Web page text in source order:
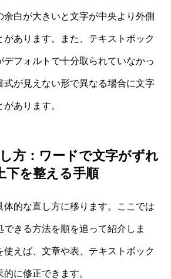
余白が大きいと文字が中央より外側
があります。また、テキストボック
デフォルトで十分取られていなかっ
式が見えない形で異なる場合に文字
あります。
方：ワードで文字がずれ
下を整える手順
体的な直し方に移ります。ここでは
きる方法を順を追って紹介しま
使えば、文章や表、テキストボック
に修正できます。